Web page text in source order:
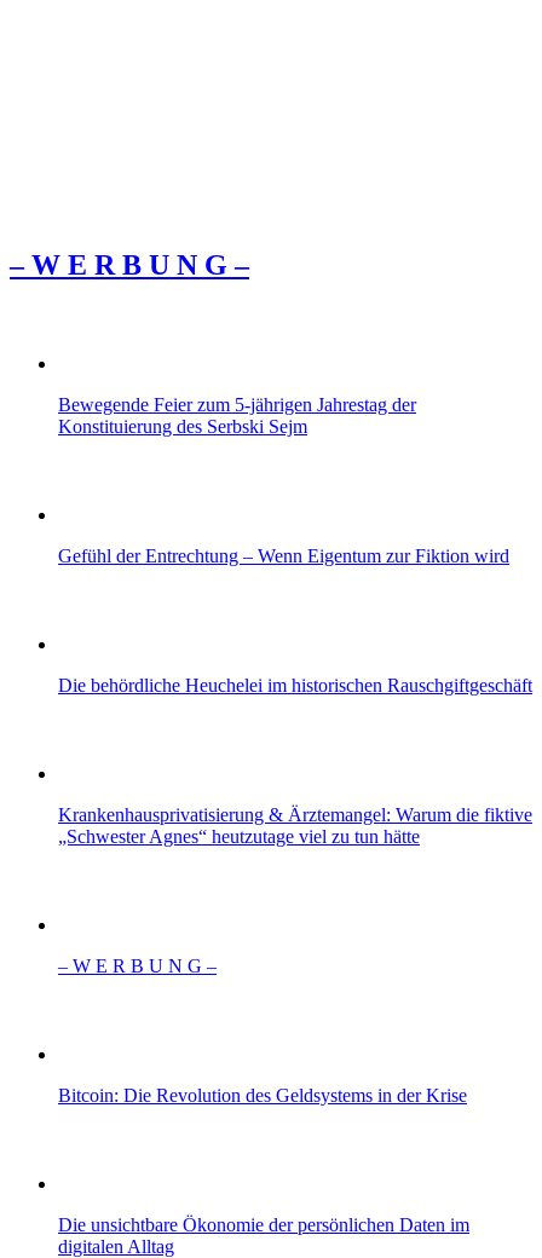
– W Ε R Β U Ν G –
Bewegende Feier zum 5-jährigen Jahrestag der
Konstituierung des Serbski Sejm
Gefühl der Entrechtung – Wenn Eigentum zur Fiktion wird
Die behördliche Heuchelei im historischen Rauschgiftgeschäft
Krankenhausprivatisierung & Ärztemangel: Warum die fiktive
„Schwester Agnes“ heutzutage viel zu tun hätte
– W Ε R Β U Ν G –
Bitcoin: Die Revolution des Geldsystems in der Krise
Die unsichtbare Ökonomie der persönlichen Daten im
digitalen Alltag